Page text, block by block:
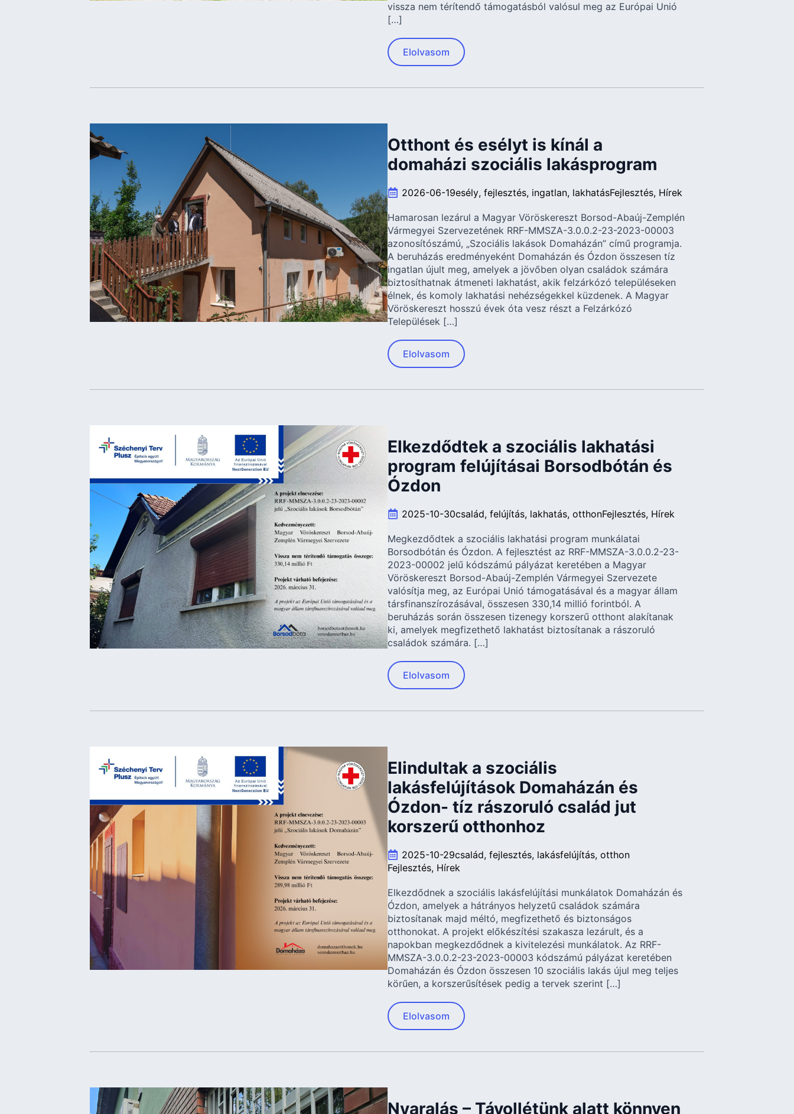
vissza nem térítendő támogatásból valósul meg az Európai Unió
[…]
Elolvasom
Otthont és esélyt is kínál a
domaházi szociális lakásprogram
2026-06-19esély fejlesztés ingatlan lakhatásFejlesztés Hírek
Hamarosan lezárul a Magyar Vöröskereszt Borsod-Abaúj-Zemplén
Vármegyei Szervezetének RRF-MMSZA-3.0.0.2-23-2023-00003
azonosítószámú, „Szociális lakások Domaházán” című programja.
A beruházás eredményeként Domaházán és Ózdon összesen tíz
ingatlan újult meg, amelyek a jövőben olyan családok számára
biztosíthatnak átmeneti lakhatást, akik felzárkózó településeken
élnek, és komoly lakhatási nehézségekkel küzdenek. A Magyar
Vöröskereszt hosszú évek óta vesz részt a Felzárkózó
Települések […]
Elolvasom
Elkezdődtek a szociális lakhatási
program felújításai Borsodbótán és
Ózdon
2025-10-30család felújítás lakhatás otthonFejlesztés Hírek
Megkezdődtek a szociális lakhatási program munkálatai
Borsodbótán és Ózdon. A fejlesztést az RRF-MMSZA-3.0.0.2-23-
2023-00002 jelű kódszámú pályázat keretében a Magyar
Vöröskereszt Borsod-Abaúj-Zemplén Vármegyei Szervezete
valósítja meg, az Európai Unió támogatásával és a magyar állam
társfinanszírozásával, összesen 330,14 millió forintból. A
beruházás során összesen tizenegy korszerű otthont alakítanak
ki, amelyek megfizethető lakhatást biztosítanak a rászoruló
családok számára. […]
Elolvasom
Elindultak a szociális
lakásfelújítások Domaházán és
Ózdon- tíz rászoruló család jut
korszerű otthonhoz
2025-10-29család fejlesztés lakásfelújítás otthon
Fejlesztés Hírek
Elkezdődnek a szociális lakásfelújítási munkálatok Domaházán és
Ózdon, amelyek a hátrányos helyzetű családok számára
biztosítanak majd méltó, megfizethető és biztonságos
otthonokat. A projekt előkészítési szakasza lezárult, és a
napokban megkezdődnek a kivitelezési munkálatok. Az RRF-
MMSZA-3.0.0.2-23-2023-00003 kódszámú pályázat keretében
Domaházán és Ózdon összesen 10 szociális lakás újul meg teljes
körűen, a korszerűsítések pedig a tervek szerint […]
Elolvasom
Nyaralás – Távollétünk alatt könnyen